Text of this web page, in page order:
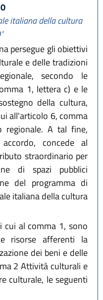
italiana della cultura
persegue gli obiettivi
e delle tradizioni
secondo le
1, lettera c) e le
della cultura,
all'articolo 6, comma
regionale. A tal fine,
concede al
straordinario per
di spazi pubblici
del programma di
italiana della cultura
al comma 1, sono
risorse afferenti la
dei beni e delle
2 Attività culturali e
culturale, le seguenti